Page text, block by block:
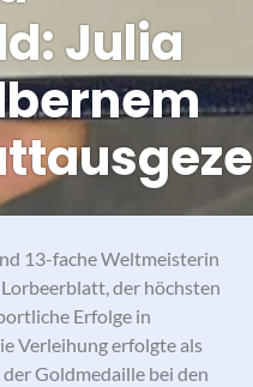
Julia
13-fache Weltmeisterin
der höchsten
Erfolge in
Verleihung erfolgte als
Goldmedaille bei den